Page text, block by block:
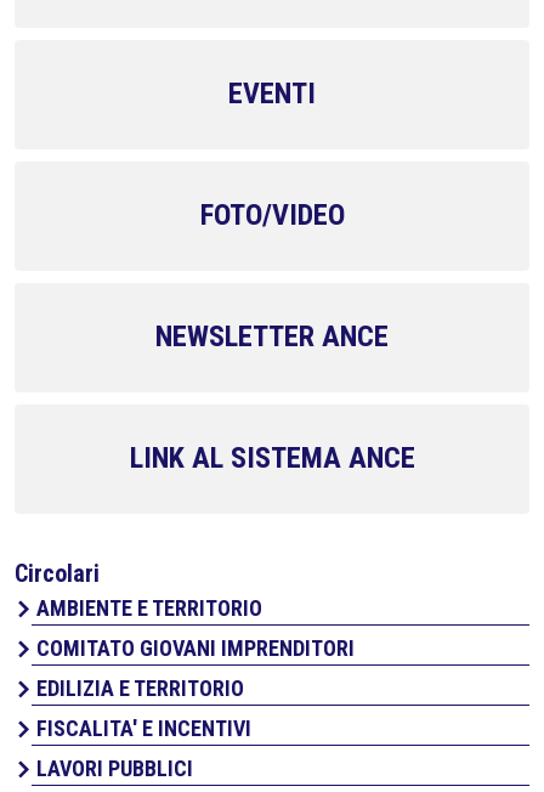
EVENTI
FOTO/VIDEO
NEWSLETTER ANCE
LINK AL SISTEMA ANCE
Circolari
AMBIENTE E TERRITORIO
COMITATO GIOVANI IMPRENDITORI
EDILIZIA E TERRITORIO
FISCALITA' E INCENTIVI
LAVORI PUBBLICI